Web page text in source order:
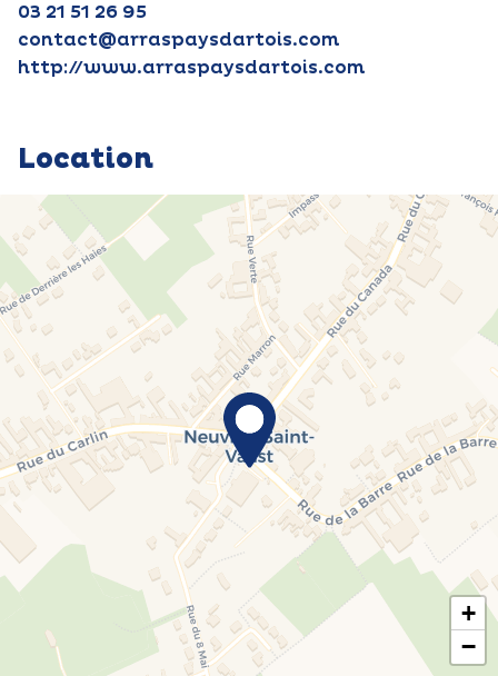
03 21 51 26 95
contact@arraspaysdartois.com
http://www.arraspaysdartois.com
Location
+
−